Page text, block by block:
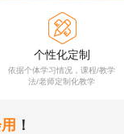

个性化定制
依据个体学习情况，课程/教学
法/老师定制化教学
！